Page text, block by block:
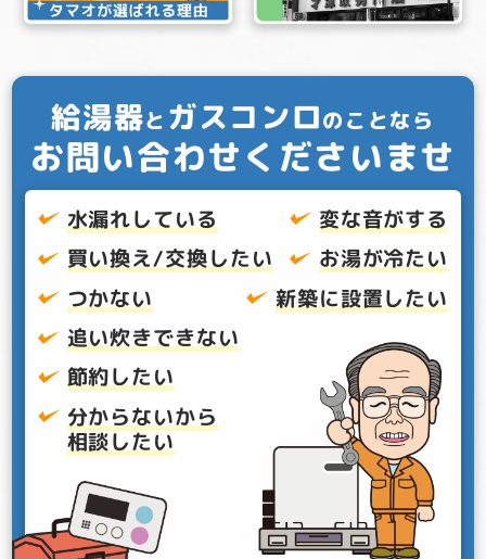
給湯器と ガスコンロのことなら
お問い合わせくださいませ
水漏れしている
変な音がする
買い換え/交換したい
お湯が冷たい
つかない
新築に設置したい
追い炊きできない
節約したい
分からないから
相談したい